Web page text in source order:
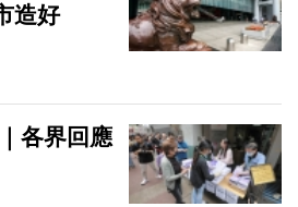
造好
各界回應